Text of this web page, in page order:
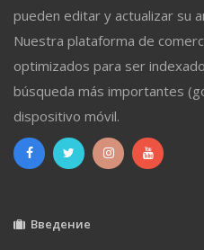
pueden editar y actualizar su
Nuestra plataforma de
optimizados para ser
búsqueda más importantes
dispositivo móvil.
Введение